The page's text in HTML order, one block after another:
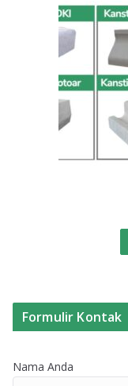
Formulir Kontak
Nama Anda